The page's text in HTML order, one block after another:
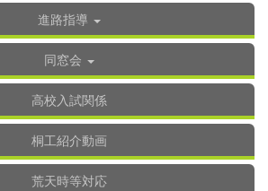
進路指導
同窓会
高校入試関係
桐工紹介動画
荒天時等対応